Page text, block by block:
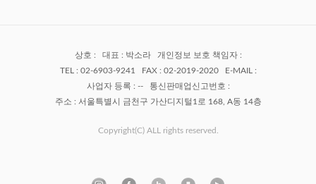
상호 : 대표 : 박소라 개인정보 보호 책임자 :
TEL : 02-6903-9241 FAX : 02-2019-2020 E-MAIL :
사업자 등록 : -- 통신판매업신고번호 :
주소 : 서울특별시 금천구 가산디지털1로 168, A동 14층
Copyright(C) ALL rights reserved.